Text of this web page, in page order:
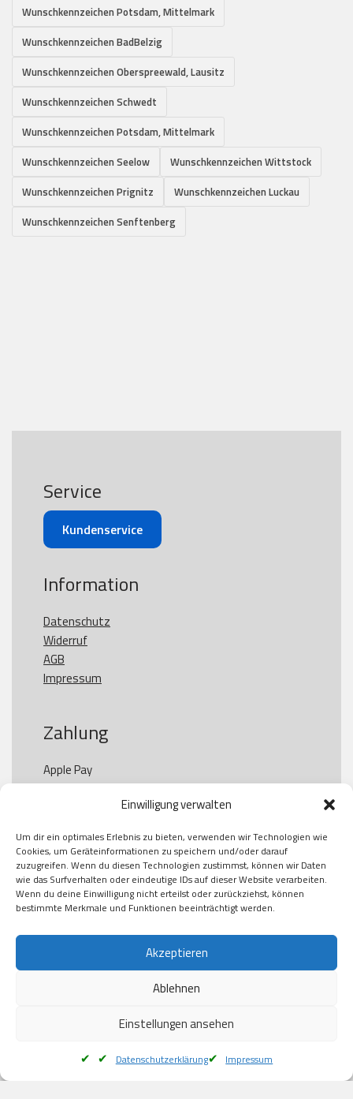
Einwilligung verwalten
Um dir ein optimales Erlebnis zu bieten, verwenden wir Technologien wie
Cookies, um Geräteinformationen zu speichern und/oder darauf
zuzugreifen. Wenn du diesen Technologien zustimmst, können wir Daten
wie das Surfverhalten oder eindeutige IDs auf dieser Website verarbeiten.
Wenn du deine Einwilligung nicht erteilst oder zurückziehst, können
bestimmte Merkmale und Funktionen beeinträchtigt werden.
Akzeptieren
Ablehnen
Einstellungen ansehen
Datenschutzerklärung Impressum
Wunschkennzeichen Potsdam, Mittelmark
Wunschkennzeichen BadBelzig
Wunschkennzeichen Oberspreewald, Lausitz
Wunschkennzeichen Schwedt
Wunschkennzeichen Potsdam, Mittelmark
Wunschkennzeichen Seelow
Wunschkennzeichen Wittstock
Wunschkennzeichen Prignitz
Wunschkennzeichen Luckau
Wunschkennzeichen Senftenberg
Service
Kundenservice
Information
Datenschutz
Widerruf
AGB
Impressum
Zahlung
Apple Pay
Paypal
Kauf auf Rechung
Klarna
American Express